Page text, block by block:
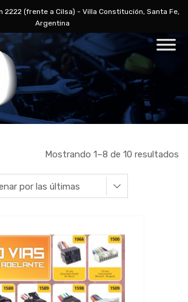
2222 (frente a Cilsa) - Villa Constitución, Santa Fe,
Argentina
Mostrando 1–8 de 10 resultados